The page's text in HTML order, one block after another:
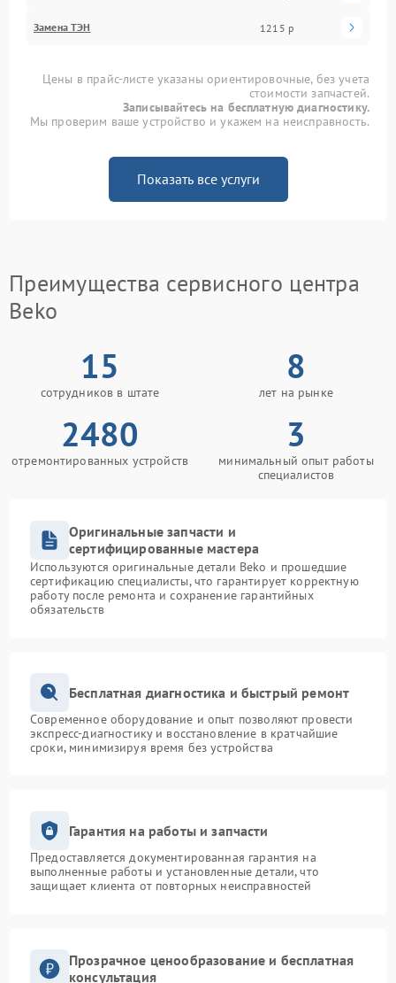
Замена ТЭН 1215 р
Цены в прайс-листе указаны ориентировочные, без учета
стоимости запчастей.
Записывайтесь на бесплатную диагностику.
Мы проверим ваше устройство и укажем на неисправность.
Показать все услуги
Преимущества сервисного центра
Beko
15
сотрудников в штате
8
лет на рынке
2480
отремонтированных устройств
3
минимальный опыт работы
специалистов
Оригинальные запчасти и
сертифицированные мастера
Используются оригинальные детали Beko и прошедшие
сертификацию специалисты, что гарантирует корректную
работу после ремонта и сохранение гарантийных
обязательств
Бесплатная диагностика и быстрый ремонт
Современное оборудование и опыт позволяют провести
экспресс-диагностику и восстановление в кратчайшие
сроки, минимизируя время без устройства
Гарантия на работы и запчасти
Предоставляется документированная гарантия на
выполненные работы и установленные детали, что
защищает клиента от повторных неисправностей
Прозрачное ценообразование и бесплатная
консультация